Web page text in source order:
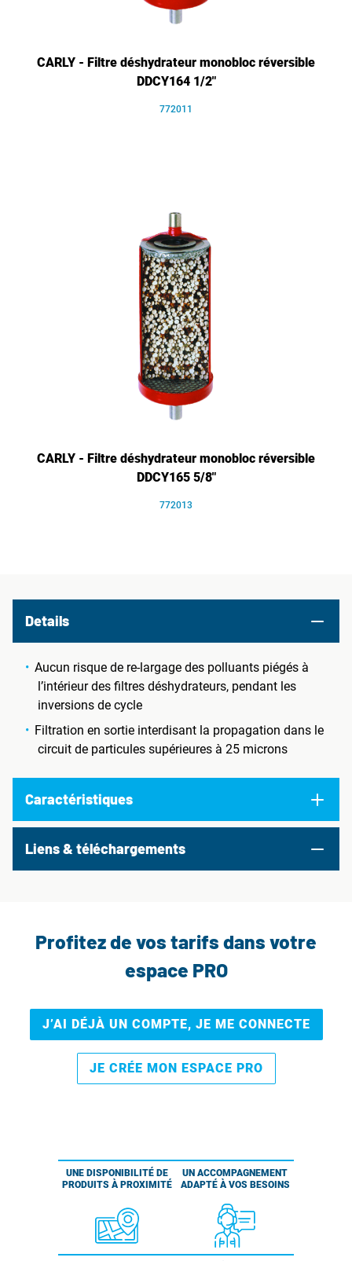
CARLY - Filtre déshydrateur monobloc réversible
DDCY164 1/2"
772011
CARLY - Filtre déshydrateur monobloc réversible
DDCY165 5/8"
772013
Details
Aucun risque de re-largage des polluants piégés à
l’intérieur des filtres déshydrateurs, pendant les
inversions de cycle
Filtration en sortie interdisant la propagation dans le
circuit de particules supérieures à 25 microns
Caractéristiques
Liens & téléchargements
Profitez de vos tarifs dans votre
espace PRO
J’AI DÉJÀ UN COMPTE, JE ME CONNECTE
JE CRÉE MON ESPACE PRO
UNE DISPONIBILITÉ DE
PRODUITS À PROXIMITÉ
UN ACCOMPAGNEMENT
ADAPTÉ À VOS BESOINS